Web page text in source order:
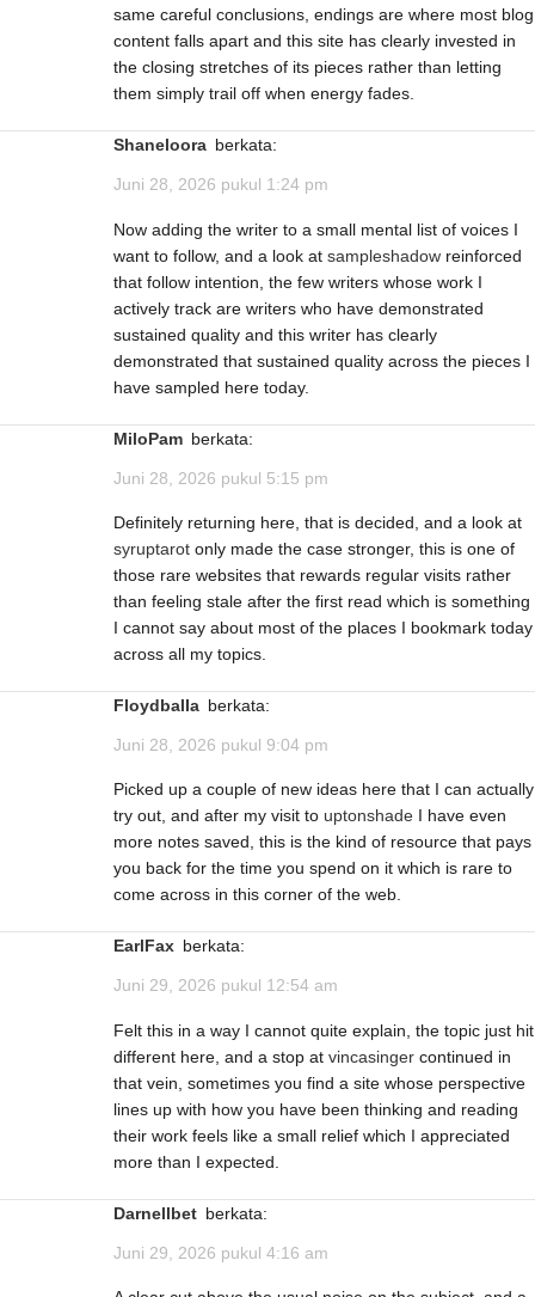
same careful conclusions, endings are where most blog
content falls apart and this site has clearly invested in
the closing stretches of its pieces rather than letting
them simply trail off when energy fades.
Shaneloora berkata:
Juni 28, 2026 pukul 1:24 pm
Now adding the writer to a small mental list of voices I
want to follow, and a look at sampleshadow reinforced
that follow intention, the few writers whose work I
actively track are writers who have demonstrated
sustained quality and this writer has clearly
demonstrated that sustained quality across the pieces I
have sampled here today.
MiloPam berkata:
Juni 28, 2026 pukul 5:15 pm
Definitely returning here, that is decided, and a look at
syruptarot only made the case stronger, this is one of
those rare websites that rewards regular visits rather
than feeling stale after the first read which is something
I cannot say about most of the places I bookmark today
across all my topics.
FloydbalIa berkata:
Juni 28, 2026 pukul 9:04 pm
Picked up a couple of new ideas here that I can actually
try out, and after my visit to uptonshade I have even
more notes saved, this is the kind of resource that pays
you back for the time you spend on it which is rare to
come across in this corner of the web.
EarlFax berkata:
Juni 29, 2026 pukul 12:54 am
Felt this in a way I cannot quite explain, the topic just hit
different here, and a stop at vincasinger continued in
that vein, sometimes you find a site whose perspective
lines up with how you have been thinking and reading
their work feels like a small relief which I appreciated
more than I expected.
Darnellbet berkata:
Juni 29, 2026 pukul 4:16 am